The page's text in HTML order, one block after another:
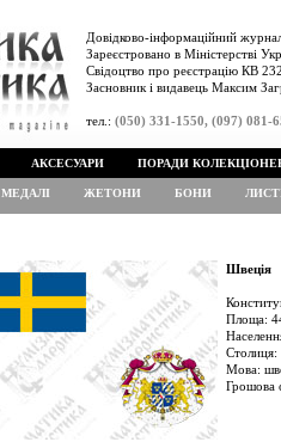
Довідково-інформаційний
Зареєстровано в Міністерстві
Свідоцтво про реєстрацію КВ
Засновник і видавець Максим
тел.: (050) 331-1550, (097) 081-
АКСЕСУАРИ ПОРАДИ
МЕДАЛІ ЖЕТОНИ БОНИ
Швеція
Площа:
Столиця:
Мова:
Грошова